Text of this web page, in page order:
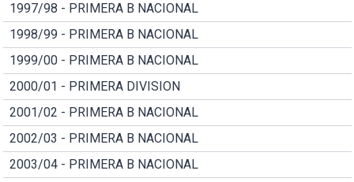
1997/98 - PRIMERA B NACIONAL
1998/99 - PRIMERA B NACIONAL
1999/00 - PRIMERA B NACIONAL
2000/01 - PRIMERA DIVISION
2001/02 - PRIMERA B NACIONAL
2002/03 - PRIMERA B NACIONAL
2003/04 - PRIMERA B NACIONAL